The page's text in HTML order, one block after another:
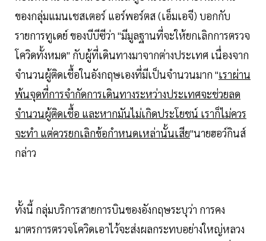
ของกลุ่มแมนเชสเตอร์ แอร์พอร์ตส (เอ็มเอจี) บอกกับ
รายการทูเดย์ ของบีบีซีว่า "มีมูลฐานที่จะให้ยกเลิกการตรวจ
โควิดทั้งหมด" กับผู้ที่เดินทางมาจากต่างประเทศ เนื่องจาก
จำนวนผู้ติดเชื้อในอังกฤษเองที่มีเป็นจำนวนมาก "เราผ่าน
พ้นจุดที่การจำกัดการเดินทางระหว่างประเทศจะช่วยลด
จำนวนผู้ติดเชื้อ และหากมันไม่เกิดประโยชน์ เราก็ไม่ควร
จะทำ แต่ควรยกเลิกข้อกำหนดเหล่านั้นเสีย"นายฮอว์กินส์
กล่าว
ทั้งนี้ กลุ่มบริการสายการบินของอังกฤษระบุว่า การคง
มาตรการตรวจโควิดเอาไว้จะส่งผลกระทบอย่างใหญ่หลวง